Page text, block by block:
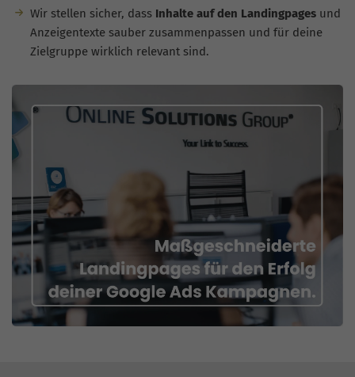
Wir stellen sicher, dass Inhalte auf den Landingpagesund
Anzeigentexte sauber zusammenpassen und für deine
Zielgruppe wirklich relevant sind.